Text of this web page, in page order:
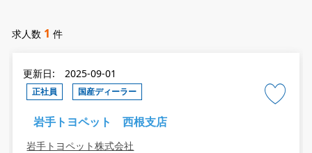
求人数 1 件
更新日: 2025-09-01
正社員 国産ディーラー
岩手トヨペット 西根支店
岩手トヨペット株式会社